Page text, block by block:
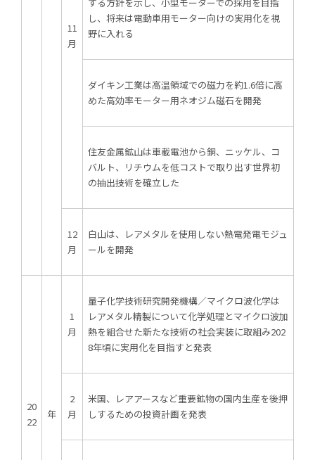
11
月
する方針を示し、小型モーターでの採用を目指
し、将来は電動車用モーター向けの実用化を視
野に入れる
ダイキン工業は高温領域での磁力を約1.6倍に高
めた高効率モーター用ネオジム磁石を開発
住友金属鉱山は車載電池から銅、ニッケル、コ
バルト、リチウムを低コストで取り出す世界初
の抽出技術を確立した
12
月
白山は、レアメタルを使用しない熱電発電モジュ
ールを開発
20
22
年
1
月
量子化学技術研究開発機構／マイクロ波化学は
レアメタル精製について化学処理とマイクロ波加
熱を組合せた新たな技術の社会実装に取組み202
8年頃に実用化を目指すと発表
2
月
米国、レアアースなど重要鉱物の国内生産を後押
しするための投資計画を発表